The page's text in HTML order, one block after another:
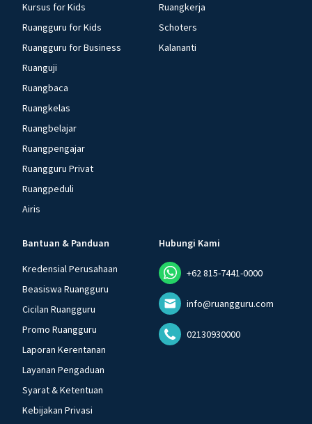
Kursus for Kids
Ruangguru for Kids
Ruangguru for Business
Ruanguji
Ruangbaca
Ruangkelas
Ruangbelajar
Ruangpengajar
Ruangguru Privat
Ruangpeduli
Airis
Ruangkerja
Schoters
Kalananti
Bantuan & Panduan
Kredensial Perusahaan
Beasiswa Ruangguru
Cicilan Ruangguru
Promo Ruangguru
Laporan Kerentanan
Layanan Pengaduan
Syarat & Ketentuan
Kebijakan Privasi
Hubungi Kami
+62 815-7441-0000
info@ruangguru.com
02130930000